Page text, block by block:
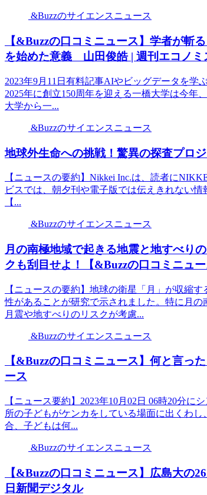
&Buzzのサイエンスニュース
【&Buzzの口コミニュース】学者が斬
を始めた意義 山田俊皓 | 週刊エコノミ
2023年9月11日有料記事AIやビッグデータを学
2025年に創立150周年を迎える一橋大学は今
大学から一...
&Buzzのサイエンスニュース
地球外生命への挑戦！驚異の探査プロ
【ニュースの要約】Nikkei Inc.は、読者に
ビスでは、朝夕刊や電子版では伝えきれない
【...
&Buzzのサイエンスニュース
月の南極地域で起きる地震と地すべり
クも刮目せよ！【&Buzzの口コミニュー
【ニュースの要約】地球の衛星「月」が収縮
性があることが研究で示されました。特に月
月震や地すべりのリスクが考慮...
&Buzzのサイエンスニュース
【&Buzzの口コミニュース】何と言っ
ース
【ニュース要約】2023年10月02日 06時20分
所の子どもがケンカをしている場面に出くわ
合、子どもは何...
&Buzzのサイエンスニュース
【&Buzzの口コミニュース】広島大の
日新聞デジタル